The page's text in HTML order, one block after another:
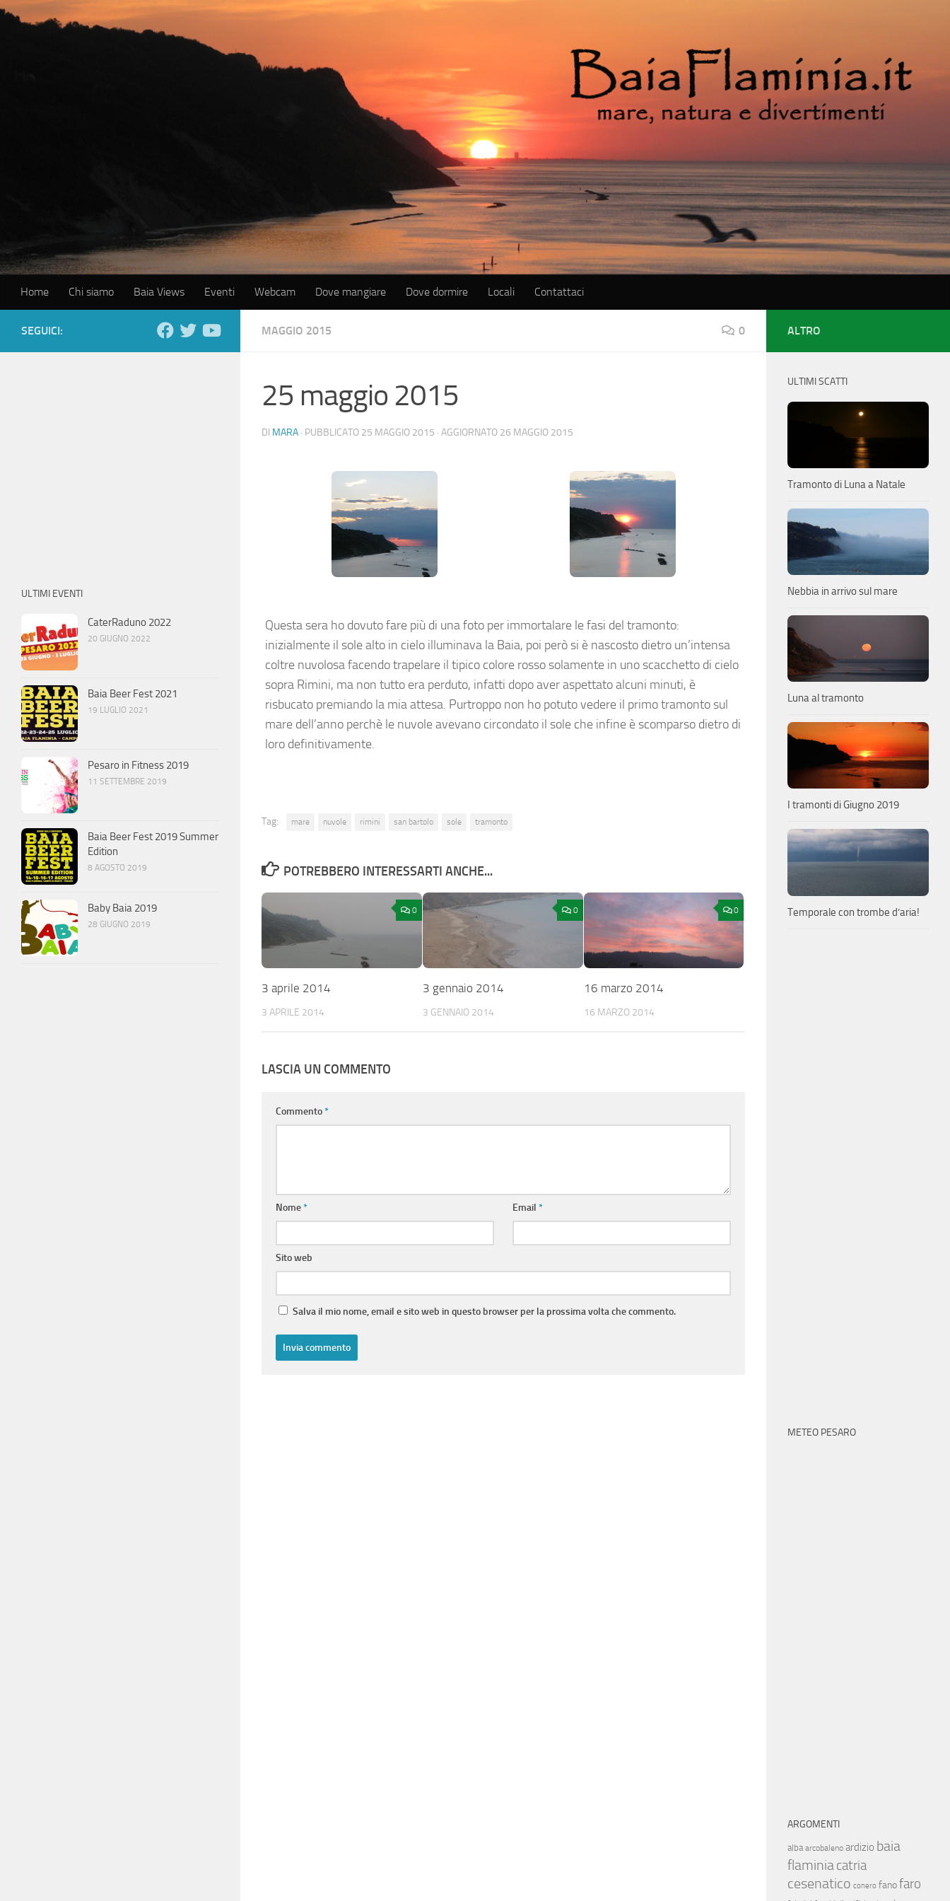
Salta al contenuto
Home Chi siamo Baia Views Eventi Webcam Dove mangiare Dove dormire Locali Contattaci
MAGGIO 2015 0
25 maggio 2015
DI MARA · PUBBLICATO 25 MAGGIO 2015 · AGGIORNATO 26 MAGGIO 2015
Questa sera ho dovuto fare più di una foto per immortalare le fasi del tramonto:
inizialmente il sole alto in cielo illuminava la Baia, poi però si è nascosto dietro un’intensa
coltre nuvolosa facendo trapelare il tipico colore rosso solamente in uno scacchetto di cielo
sopra Rimini, ma non tutto era perduto, infatti dopo aver aspettato alcuni minuti, è
risbucato premiando la mia attesa. Purtroppo non ho potuto vedere il primo tramonto sul
mare dell’anno perchè le nuvole avevano circondato il sole che infine è scomparso dietro di
loro definitivamente.
Tag: mare nuvole rimini san bartolo sole tramonto
POTREBBERO INTERESSARTI ANCHE...
0
3 aprile 2014
3 APRILE 2014
0
3 gennaio 2014
3 GENNAIO 2014
0
16 marzo 2014
16 MARZO 2014
LASCIA UN COMMENTO
Commento*
Nome* Email *
Sito web
Salva il mio nome, email e sito web in questo browser per la prossima volta che commento.
SEGUICI:
ULTIMI EVENTI
CaterRaduno 2022
20 GIUGNO 2022
Baia Beer Fest 2021
19 LUGLIO 2021
Pesaro in Fitness 2019
11 SETTEMBRE 2019
Baia Beer Fest 2019 Summer
Edition
8 AGOSTO 2019
Baby Baia 2019
28 GIUGNO 2019
ALTRO
ULTIMI SCATTI
Tramonto di Luna a Natale
Nebbia in arrivo sul mare
Luna al tramonto
I tramonti di Giugno 2019
Temporale con trombe d’aria!
METEO PESARO
ARGOMENTI
alba arcobaleno ardizio baia
flaminia catria
cesenatico conero fanofaro